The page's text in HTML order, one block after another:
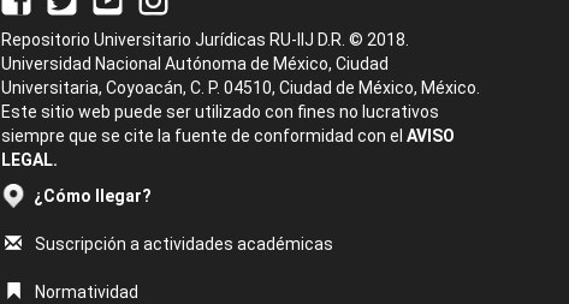
Repositorio Universitario Jurídicas RU-IIJ D.R. © 2018.
Universidad Nacional Autónoma de México, Ciudad
Universitaria, Coyoacán, C. P. 04510, Ciudad de México, México.
Este sitio web puede ser utilizado con fines no lucrativos
siempre que se cite la fuente de conformidad con el AVISO
LEGAL.
¿Cómo llegar?
Suscripción a actividades académicas
Normatividad